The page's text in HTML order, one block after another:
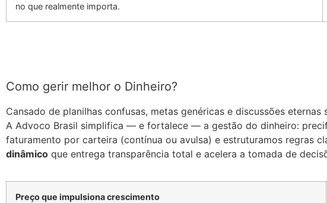
no que realmente importa.
Como gerir melhor o Dinheiro?
Cansado de planilhas confusas, metas genéricas e discussões eternas
A Advoco Brasil simplifica — e fortalece — a gestão do dinheiro:
faturamento por carteira (contínua ou avulsa) e estruturamos regras
dinâmico que entrega transparência total e acelera a tomada de
Preço que impulsiona crescimento